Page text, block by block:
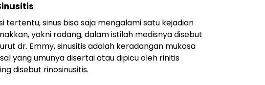
tertentu, sinus bisa saja mengalami satu kejadian
yakni radang, dalam istilah medisnya disebut
dr. Emmy, sinusitis adalah keradangan mukosa
yang umunya disertai atau dipicu oleh rinitis
disebut rinosinusitis.